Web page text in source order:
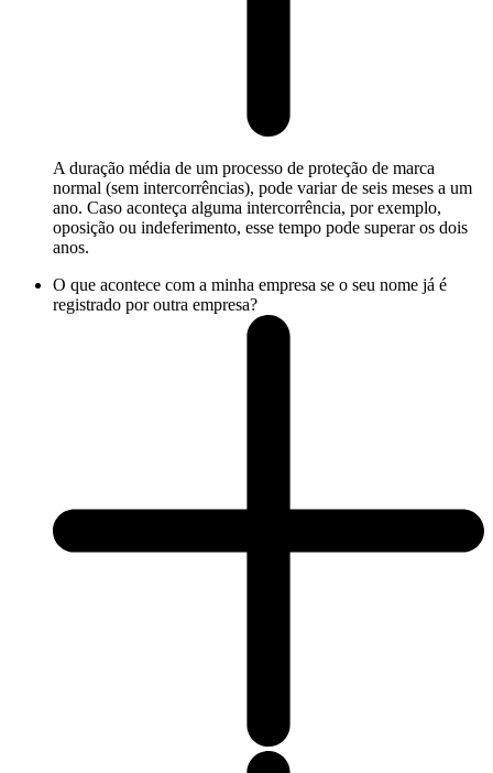
A duração média de um processo de proteção de marca
normal (sem intercorrências), pode variar de seis meses a um
ano. Caso aconteça alguma intercorrência, por exemplo,
oposição ou indeferimento, esse tempo pode superar os dois
anos.
O que acontece com a minha empresa se o seu nome já é
registrado por outra empresa?